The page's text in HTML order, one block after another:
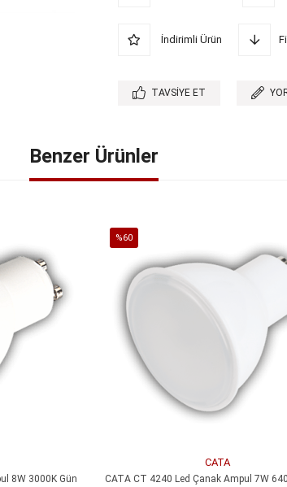
İndirimli Ürün
TAVSIYE ET
Benzer Ürünler
8W 3000K Gün
%60
%60İndirim
CATA
CATA CT 4240 Led Çanak Ampul 7W